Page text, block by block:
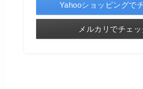
Yahooショッピングで
メルカリでチェッ